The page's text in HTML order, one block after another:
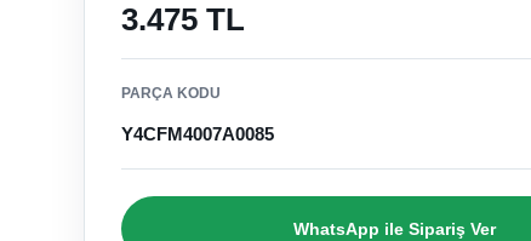
3.475 TL
PARÇA KODU
Y4CFM4007A0085
WhatsApp ile Sipariş Ver